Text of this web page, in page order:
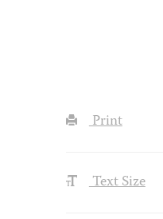
Print
Text Size